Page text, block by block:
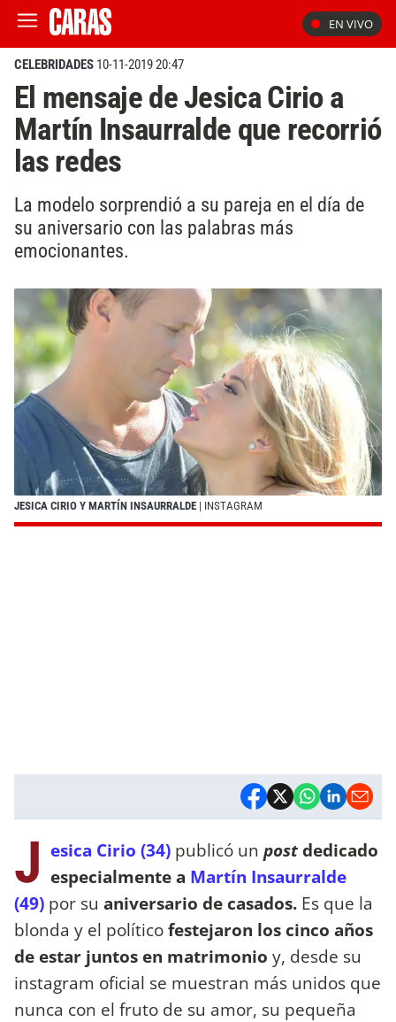
EN VIVO
CELEBRIDADES 10-11-2019 20:47
El mensaje de Jesica Cirio a
Martín Insaurralde que recorrió
las redes
La modelo sorprendió a su pareja en el día de
su aniversario con las palabras más
emocionantes.
JESICA CIRIO Y MARTÍN INSAURRALDE | INSTAGRAM
J esica Cirio (34) publicó un postdedicado
especialmente a Martín Insaurralde
(49) por su aniversario de casados. Es que la
blonda y el políticofestejaron los cinco años
de estar juntos en matrimonio y, desde su
instagram oficial se muestran más unidos que
nunca con el fruto de su amor, su pequeña